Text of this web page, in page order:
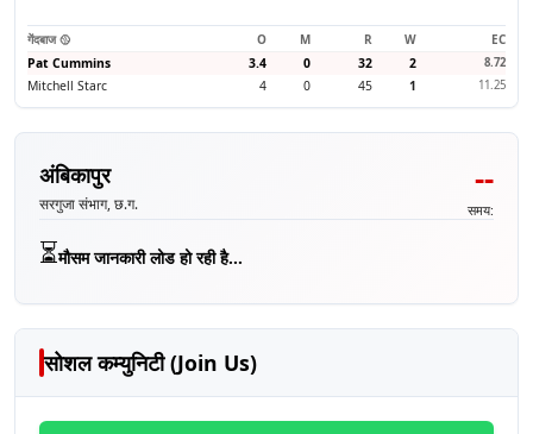
गेंदबाज 🥎 O M R W
EC
Pat Cummins
3.4 0 32 2 8.72
Mitchell Starc 4 0 45 1 11.25
अंबिकापुर
सरगुजा संभाग, छ.ग.
--
समय:
⏳मौसम जानकारी लोड हो रही है...
सोशल कम्युनिटी (Join Us)